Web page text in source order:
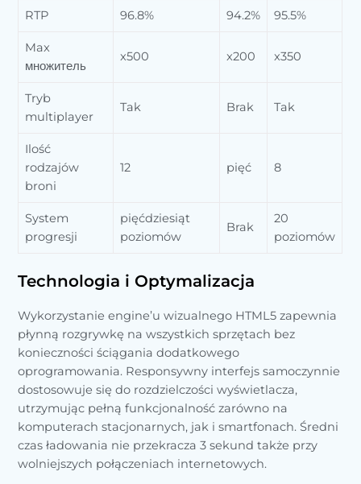
RTP
96.8% 94.2% 95.5%
Max
множитель
x500 x200 x350
Tryb
multiplayer
Tak Brak Tak
Ilość
rodzajów
broni
12 pięć 8
System
progresji
pięćdziesiąt
poziomów
Brak
20
poziomów
Technologia i Optymalizacja
Wykorzystanie engine’u wizualnego HTML5 zapewnia
płynną rozgrywkę na wszystkich sprzętach bez
konieczności ściągania dodatkowego
oprogramowania. Responsywny interfejs samoczynnie
dostosowuje się do rozdzielczości wyświetlacza,
utrzymując pełną funkcjonalność zarówno na
komputerach stacjonarnych, jak i smartfonach. Średni
czas ładowania nie przekracza 3 sekund także przy
wolniejszych połączeniach internetowych.